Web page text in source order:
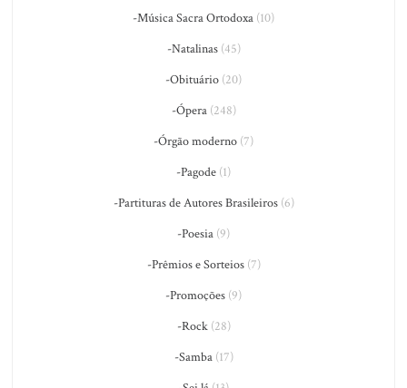
-Música Sacra Ortodoxa (10)
-Natalinas(45)
-Obituário (20)
-Ópera(248)
-Órgão moderno (7)
-Pagode (1)
-Partituras de Autores Brasileiros(6)
-Poesia (9)
-Prêmios e Sorteios(7)
-Promoções (9)
-Rock(28)
-Samba(17)